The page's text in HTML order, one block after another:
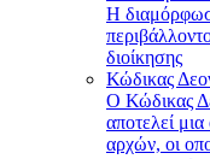
Η
διοίκησης
Κώδικας
Ο Κώδικας
αποτελεί
αρχών, οι